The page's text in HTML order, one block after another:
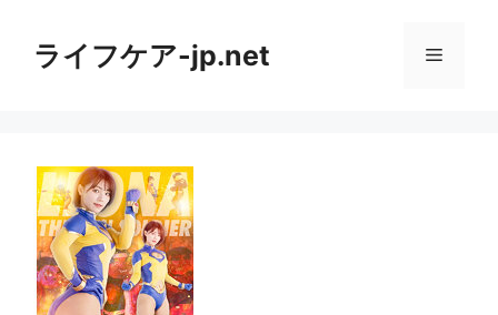
ライフケア-jp.net メ